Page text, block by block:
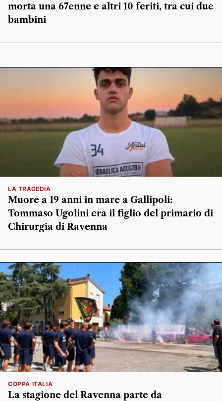
morta una 67enne e altri 10 feriti, tra cui due
bambini
LA TRAGEDIA
Muore a 19 anni in mare a Gallipoli:
Tommaso Ugolini era il figlio del primario di
Chirurgia di Ravenna
COPPA ITALIA
La stagione del Ravenna parte da